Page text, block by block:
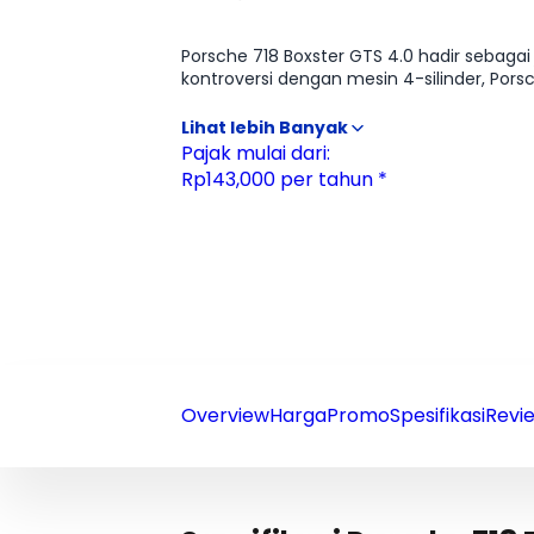
Porsche 718 Boxster GTS 4.0 hadir
kontroversi dengan mesin 4-silinder,
spiritual yang mustahil ditandingi oleh
tersebut langsung memanjakan indra
presisi luar biasa yang membuat
satu mobil sport terbaik yang pernah
Pajak mulai dari:
Rp143,000 per tahun *
OverviewHargaPromoSpesifikasi